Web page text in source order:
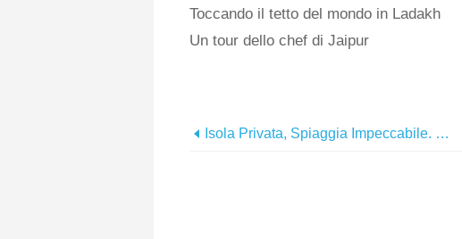
Toccando il tetto del mondo in Ladakh
Un tour dello chef di Jaipur
Isola Privata, Spiaggia Impeccabile. Non Stai Sognando. Sei A Parrot Cay.